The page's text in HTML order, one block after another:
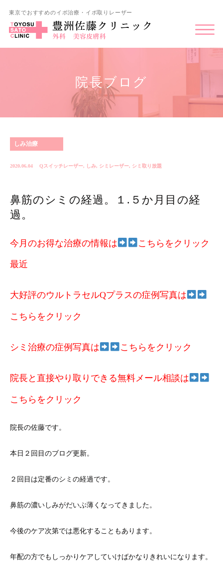
東京でおすすめのイボ治療・イボ取りレーザー
院長ブログ
しみ治療
2020.06.04 Qスイッチレーザー, しみ, シミレーザー, シミ取り放題
鼻筋のシミの経過。１.５か月目の経
過。
今月のお得な治療の情報は こちらをクリック
最近
大好評のウルトラセルQプラスの症例写真は
こちらをクリック
シミ治療の症例写真は こちらをクリック
院長と直接やり取りできる無料メール相談は
こちらをクリック
院長の佐藤です。
本日２回目のブログ更新。
２回目は定番のシミの経過です。
鼻筋の濃いしみがだいぶ薄くなってきました。
今後のケア次第では悪化することもあります。
年配の方でもしっかりケアしていけばかなりきれいになります。